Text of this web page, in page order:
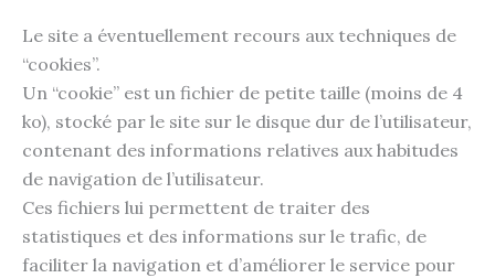
Le site a éventuellement recours aux techniques de
“cookies”.
Un “cookie” est un fichier de petite taille (moins de 4
ko), stocké par le site sur le disque dur de l’utilisateur,
contenant des informations relatives aux habitudes
de navigation de l’utilisateur.
Ces fichiers lui permettent de traiter des
statistiques et des informations sur le trafic, de
faciliter la navigation et d’améliorer le service pour